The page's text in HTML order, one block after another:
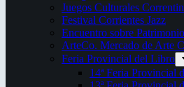
Juegos Culturales
Festival Corrientes Jazz
Encuentro sobre
ArteCo. Mercado de Arte
Feria Provincial del Libro
14ª Feria Provincial